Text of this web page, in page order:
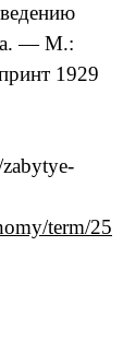
— М.:
1929
term/25